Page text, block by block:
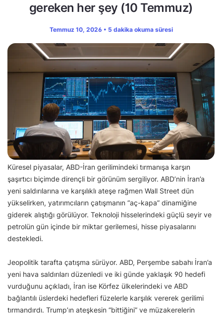
gereken her şey (10 Temmuz)
Temmuz 10, 2026 • 5 dakika okuma süresi
Küresel piyasalar, ABD-İran gerilimindeki tırmanışa karşın
şaşırtıcı biçimde dirençli bir görünüm sergiliyor. ABD’nin İran’a
yeni saldırılarına ve karşılıklı ateşe rağmen Wall Street dün
yükselirken, yatırımcıların çatışmanın “aç-kapa” dinamiğine
giderek alıştığı görülüyor. Teknoloji hisselerindeki güçlü seyir ve
petrolün gün içinde bir miktar gerilemesi, hisse piyasalarını
destekledi.
Jeopolitik tarafta çatışma sürüyor. ABD, Perşembe sabahı İran’a
yeni hava saldırıları düzenledi ve iki günde yaklaşık 90 hedefi
vurduğunu açıkladı, İran ise Körfez ülkelerindeki ve ABD
bağlantılı üslerdeki hedefleri füzelerle karşılık vererek gerilimi
tırmandırdı. Trump’ın ateşkesin “bittiğini” ve müzakerelerin